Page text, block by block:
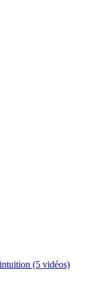
(5 vidéos)